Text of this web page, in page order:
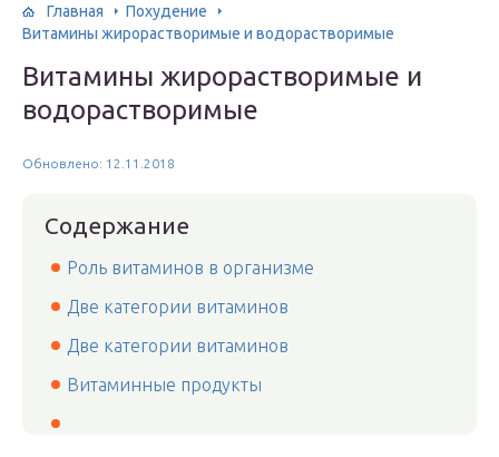
Главная
Похудение
Витамины жирорастворимые и водорастворимые
Витамины жирорастворимые и
водорастворимые
Обновлено: 12.11.2018
Содержание
Роль витаминов в организме
Две категории витаминов
Две категории витаминов
Витаминные продукты